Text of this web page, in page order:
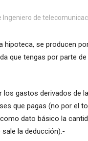
Ingeniero de
hipoteca, se producen
que tengas por parte
gastos derivados de
que pagas (no por el
dato básico la
la deducción).-